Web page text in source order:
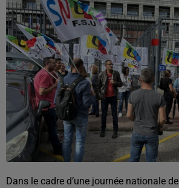
Dans le cadre d’une journée nationale